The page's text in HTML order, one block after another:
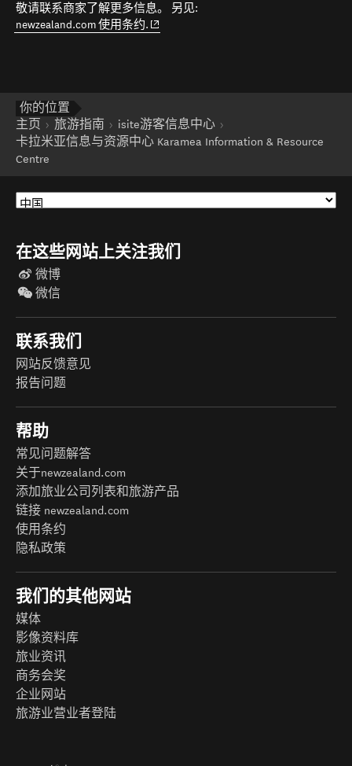
敬请联系商家了解更多信息。 另见:
newzealand.com 使用条约. (opens in new window)
你的位置
主页
旅游指南
isite游客信息中心
卡拉米亚信息与资源中心 Karamea Information & Resource
Centre
在这些网站上关注我们
微博
微信
联系我们
网站反馈意见
报告问题
帮助
常见问题解答
关于newzealand.com
添加旅业公司列表和旅游产品
链接 newzealand.com
使用条约
隐私政策
我们的其他网站
媒体
影像资料库
旅业资讯
商务会奖
企业网站
旅游业营业者登陆